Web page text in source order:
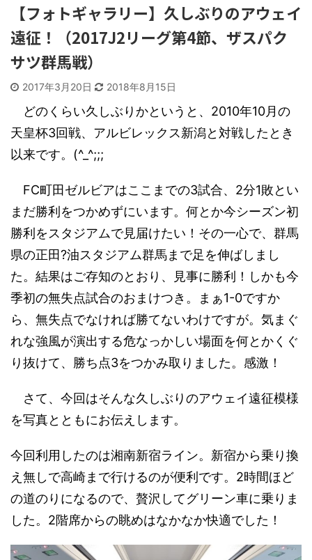
【フォトギャラリー】久しぶりのアウェイ
遠征！（2017J2リーグ第4節、ザスパク
サツ群馬戦）
2017年3月20日 2018年8月15日
どのくらい久しぶりかというと、2010年10月の
天皇杯3回戦、アルビレックス新潟と対戦したとき
以来です。(^_^;;;
FC町田ゼルビアはここまでの3試合、2分1敗とい
まだ勝利をつかめずにいます。何とか今シーズン初
勝利をスタジアムで見届けたい！その一心で、群馬
県の正田?油スタジアム群馬まで足を伸ばしまし
た。結果はご存知のとおり、見事に勝利！しかも今
季初の無失点試合のおまけつき。まぁ1-0ですか
ら、無失点でなければ勝てないわけですが。気まぐ
れな強風が演出する危なっかしい場面を何とかくぐ
り抜けて、勝ち点3をつかみ取りました。感激！
さて、今回はそんな久しぶりのアウェイ遠征模様
を写真とともにお伝えします。
今回利用したのは湘南新宿ライン。新宿から乗り換
え無しで高崎まで行けるのが便利です。2時間ほど
の道のりになるので、贅沢してグリーン車に乗りま
した。2階席からの眺めはなかなか快適でした！